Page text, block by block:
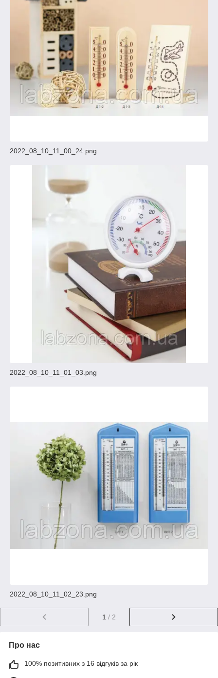
2022_08_10_11_00_24.png
2022_08_10_11_01_03.png
2022_08_10_11_02_23.png
1 / 2
Про нас
100% позитивних з 16 відгуків за рік